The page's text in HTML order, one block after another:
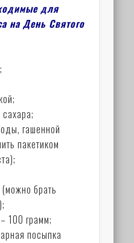
для
на День Святого
гашенной
пакетиком
брать
100 грамм;
посыпка